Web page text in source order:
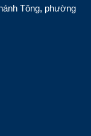
Tông, phường